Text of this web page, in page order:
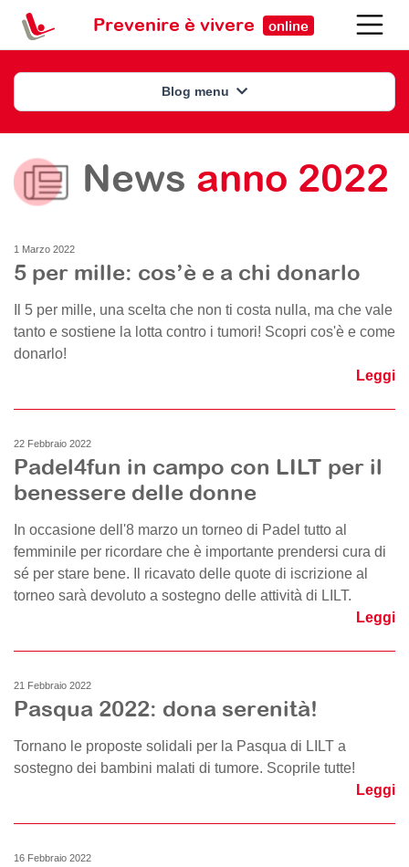
Prevenire è vivere online
Blog menu
News anno 2022
1 Marzo 2022
5 per mille: cos’è e a chi donarlo
Il 5 per mille, una scelta che non ti costa nulla, ma che vale
tanto e sostiene la lotta contro i tumori! Scopri cos'è e come
donarlo!
Leggi
22 Febbraio 2022
Padel4fun in campo con LILT per il
benessere delle donne
In occasione dell'8 marzo un torneo di Padel tutto al
femminile per ricordare che è importante prendersi cura di
sé per stare bene. Il ricavato delle quote di iscrizione al
torneo sarà devoluto a sostegno delle attività di LILT.
Leggi
21 Febbraio 2022
Pasqua 2022: dona serenità!
Tornano le proposte solidali per la Pasqua di LILT a
sostegno dei bambini malati di tumore. Scoprile tutte!
Leggi
16 Febbraio 2022